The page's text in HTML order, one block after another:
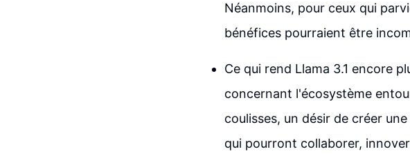
Néanmoins, pour ceux qui
bénéfices pourraient être
Ce qui rend Llama 3.1 encore
concernant l'écosystème
coulisses, un désir de créer
qui pourront collaborer,